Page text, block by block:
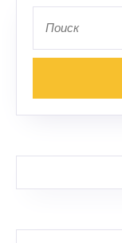
по: